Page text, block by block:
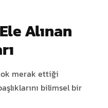
Alınan
merak ettiği
bilimsel bir